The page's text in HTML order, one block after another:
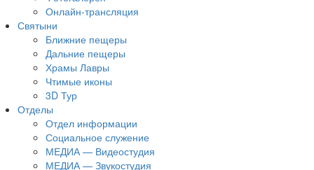
Онлайн-трансляция
Святыни
Ближние пещеры
Дальние пещеры
Храмы Лавры
Чтимые иконы
3D Тур
Отделы
Отдел информации
Социальное служение
МЕДИА — Видеостудия
МЕДИА — Звукостудия